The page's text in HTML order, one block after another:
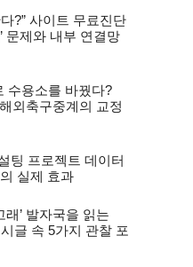
?” 사이트 무료진단
문제와 내부 연결망
수용소를 바꿨다?
외축구중계의 교정
팅 프로젝트 데이터
실제 효과
래’ 발자국을 읽는
글 속 5가지 관찰 포